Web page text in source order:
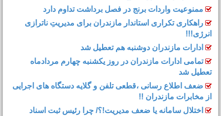
ممنوعیت واردات برنج در فصل برداشت تداوم دارد
راهکاری تکراری استاندار مازندران برای مدیریتِ ناترازی
انرژی!!!
ادارات مازندران دوشنبه هم تعطیل شد
تمامی ادارات مازندران در روز یکشنبه چهارم مردادماه
تعطیل شد
ضعف اطلاع رسانی ،قطعی تلفن و گلایه دستگاه های اجرایی
از مخابرات مازندران !!
اختلال سامانه یا ضعف مدیریت!؟/ چرا رئیس ثبت اسناد